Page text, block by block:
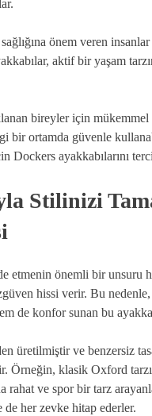
önem veren
aktif bir yaşam
bireyler için
bir ortamda güvenle
Dockers ayakkabılarını
Stilinizi
etmenin önemli bir unsuru
hissi verir. Bu
de konfor sunan bu
üretilmiştir ve benzersiz
Örneğin, klasik Oxford
ve spor bir tarz
de her zevke hitap ederler.